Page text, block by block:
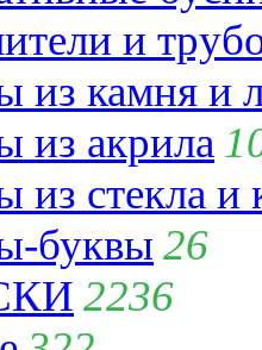
и
из камня и
из акрила
из стекла и
буквы 26
2236